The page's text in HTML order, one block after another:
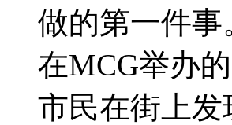
做的第一件
在MCG举办
市民在街上发